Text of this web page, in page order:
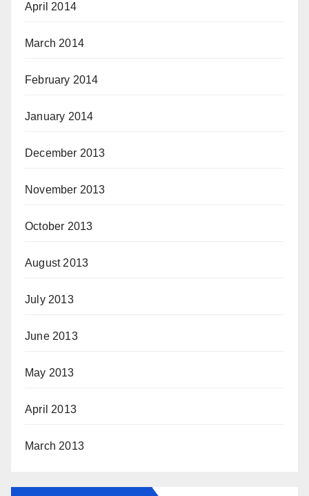
April 2014
March 2014
February 2014
January 2014
December 2013
November 2013
October 2013
August 2013
July 2013
June 2013
May 2013
April 2013
March 2013